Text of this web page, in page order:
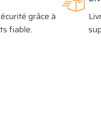
grâce à
fiable.